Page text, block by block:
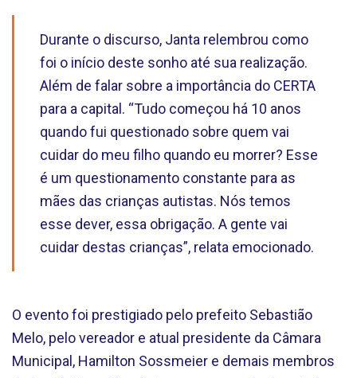
Durante o discurso, Janta relembrou como
foi o início deste sonho até sua realização.
Além de falar sobre a importância do CERTA
para a capital. “Tudo começou há 10 anos
quando fui questionado sobre quem vai
cuidar do meu filho quando eu morrer? Esse
é um questionamento constante para as
mães das crianças autistas. Nós temos
esse dever, essa obrigação. A gente vai
cuidar destas crianças”, relata emocionado.
O evento foi prestigiado pelo prefeito Sebastião
Melo, pelo vereador e atual presidente da Câmara
Municipal, Hamilton Sossmeier e demais membros